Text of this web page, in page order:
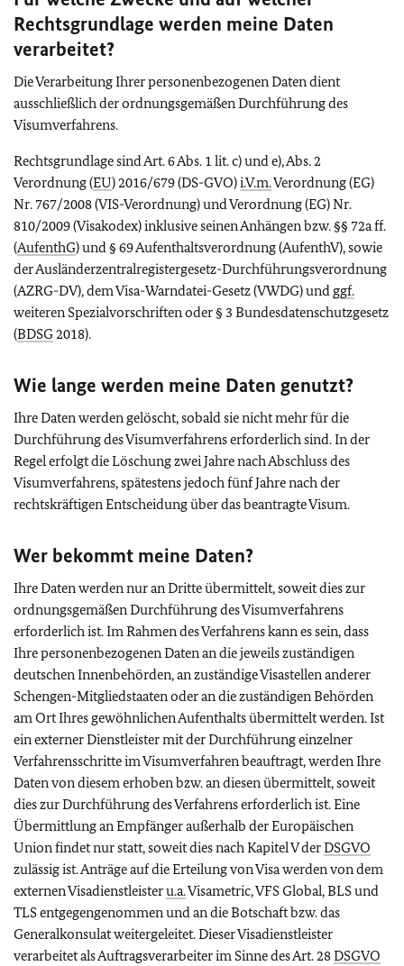
Rechtsgrundlage werden meine Daten
verarbeitet?
Die Verarbeitung Ihrer personenbezogenen Daten dient
ausschließlich der ordnungsgemäßen Durchführung des
Visumverfahrens.
Rechtsgrundlage sind Art. 6 Abs. 1 lit. c) und e), Abs. 2
Verordnung (EU) 2016/679 (DS-GVO)i.V.m.Verordnung (EG)
Nr. 767/2008 (VIS-Verordnung) und Verordnung (EG) Nr.
810/2009 (Visakodex) inklusive seinen Anhängen bzw. §§ 72a ff.
(AufenthG) und § 69 Aufenthaltsverordnung (AufenthV), sowie
der Ausländerzentralregistergesetz-Durchführungsverordnung
(AZRG-DV), dem Visa-Warndatei-Gesetz (VWDG) und ggf.
weiteren Spezialvorschriften oder § 3 Bundesdatenschutzgesetz
(BDSG 2018).
Wie lange werden meine Daten genutzt?
Ihre Daten werden gelöscht, sobald sie nicht mehr für die
Durchführung des Visumverfahrens erforderlich sind. In der
Regel erfolgt die Löschung zwei Jahre nach Abschluss des
Visumverfahrens, spätestens jedoch fünf Jahre nach der
rechtskräftigen Entscheidung über das beantragte Visum.
Wer bekommt meine Daten?
Ihre Daten werden nur an Dritte übermittelt, soweit dies zur
ordnungsgemäßen Durchführung des Visumverfahrens
erforderlich ist. Im Rahmen des Verfahrens kann es sein, dass
Ihre personenbezogenen Daten an die jeweils zuständigen
deutschen Innenbehörden, an zuständige Visastellen anderer
Schengen-Mitgliedstaaten oder an die zuständigen Behörden
am Ort Ihres gewöhnlichen Aufenthalts übermittelt werden. Ist
ein externer Dienstleister mit der Durchführung einzelner
Verfahrensschritte im Visumverfahren beauftragt, werden Ihre
Daten von diesem erhoben bzw. an diesen übermittelt, soweit
dies zur Durchführung des Verfahrens erforderlich ist. Eine
Übermittlung an Empfänger außerhalb der Europäischen
Union findet nur statt, soweit dies nach Kapitel V derDSGVO
zulässig ist. Anträge auf die Erteilung von Visa werden von dem
externen Visadienstleisteru.a.Visametric, VFS Global, BLS und
TLS entgegengenommen und an die Botschaft bzw. das
Generalkonsulat weitergeleitet. Dieser Visadienstleister
verarbeitet als Auftragsverarbeiter im Sinne des Art. 28DSGVO